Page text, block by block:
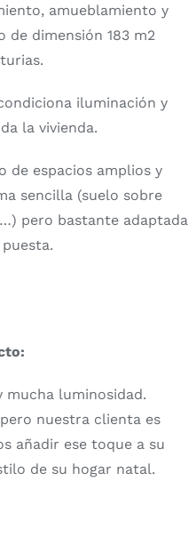
amueblamiento y
de dimensión 183 m2
iluminación y
la vivienda.
de espacios amplios y
sencilla (suelo sobre
pero bastante adaptada
mucha luminosidad.
nuestra clienta es
añadir ese toque a su
de su hogar natal.